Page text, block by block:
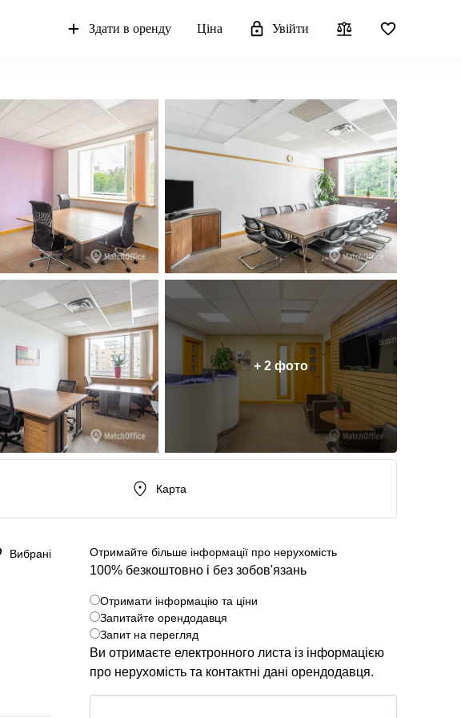
Здати в оренду Ціна Увійти
+ 2 фото
Карта
Вибрані Отримайте більше інформації про нерухомість
100% безкоштовно і без зобов'язань
Отримати інформацію та ціни
Запитайте орендодавця
Запит на перегляд
Ви отримаєте електронного листа із інформацією
про нерухомість та контактні дані орендодавця.